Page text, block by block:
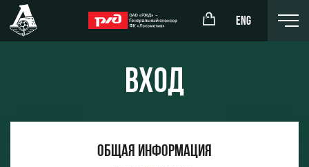
ENG
Организация мероприятий
Вход
Общая информация